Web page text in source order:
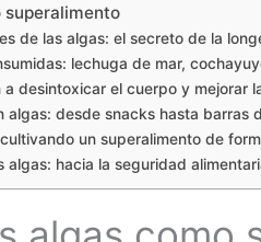
superalimento
de las algas: el secreto de la
lechuga de mar,
a desintoxicar el cuerpo y mejorar
algas: desde snacks hasta barras
un superalimento de
algas: hacia la seguridad